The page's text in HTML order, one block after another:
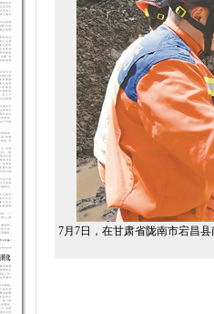
7月7日，在甘肃省陇南市宕昌